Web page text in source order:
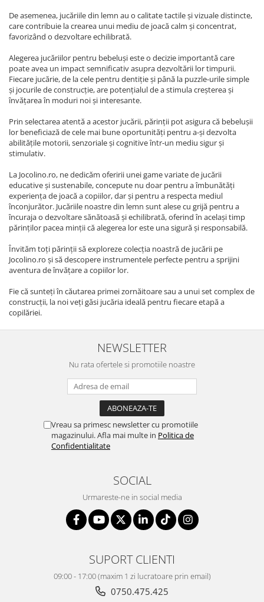
De asemenea, jucăriile din lemn au o calitate tactile și vizuale distincte,
care contribuie la crearea unui mediu de joacă calm și concentrat,
favorizând o dezvoltare echilibrată.
Alegerea jucăriilor pentru bebeluși este o decizie importantă care
poate avea un impact semnificativ asupra dezvoltării lor timpurii.
Fiecare jucărie, de la cele pentru dentiție și până la puzzle-urile simple
și jocurile de construcție, are potențialul de a stimula creșterea și
învățarea în moduri noi și interesante.
Prin selectarea atentă a acestor jucării, părinții pot asigura că bebelușii
lor beneficiază de cele mai bune oportunități pentru a-și dezvolta
abilitățile motorii, senzoriale și cognitive într-un mediu sigur și
stimulativ.
La Jocolino.ro, ne dedicăm oferirii unei game variate de jucării
educative și sustenabile, concepute nu doar pentru a îmbunătăți
experiența de joacă a copiilor, dar și pentru a respecta mediul
înconjurător. Jucăriile noastre din lemn sunt alese cu grijă pentru a
încuraja o dezvoltare sănătoasă și echilibrată, oferind în același timp
părinților pacea minții că alegerea lor este una sigură și responsabilă.
Învităm toți părinții să exploreze colecția noastră de jucării pe
Jocolino.ro și să descopere instrumentele perfecte pentru a sprijini
aventura de învățare a copiilor lor.
Fie că sunteți în căutarea primei zornăitoare sau a unui set complex de
construcții, la noi veți găsi jucăria ideală pentru fiecare etapă a
copilăriei.
NEWSLETTER
Nu rata ofertele si promotiile noastre
Vreau sa primesc newsletter cu promotiile
magazinului. Afla mai multe in Politica de
Confidentialitate
SOCIAL
Urmareste-ne in social media
SUPORT CLIENTI
09:00 - 17:00 (maxim 1 zi lucratoare prin email)
0750.475.425